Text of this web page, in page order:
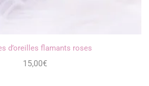
d’oreilles flamants roses
15,00€